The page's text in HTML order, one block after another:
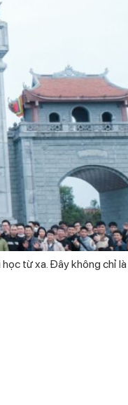
từ xa. Đây không chỉ